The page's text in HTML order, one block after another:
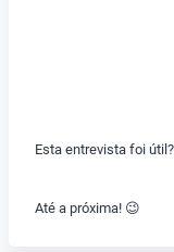
Esta entrevista foi
Até a próxima! 😉